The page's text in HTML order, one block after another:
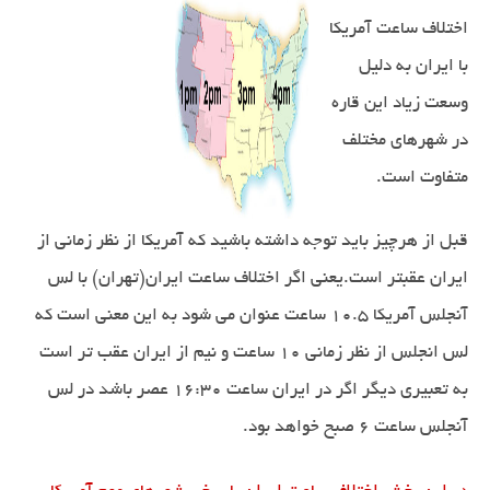
اختلاف ساعت آمریکا
با ایران به دلیل
وسعت زیاد این قاره
در شهرهای مختلف
متفاوت است.
قبل از هرچیز باید توجه داشته باشید که آمریکا از نظر زمانی از
ایران عقبتر است.یعنی اگر اختلاف ساعت ایران(تهران) با لس
آنجلس آمریکا 10.5 ساعت عنوان می شود به این معنی است که
لس انجلس از نظر زمانی 10 ساعت و نیم از ایران عقب تر است
به تعبیری دیگر اگر در ایران ساعت 16:30 عصر باشد در لس
آنجلس ساعت 6 صبح خواهد بود.